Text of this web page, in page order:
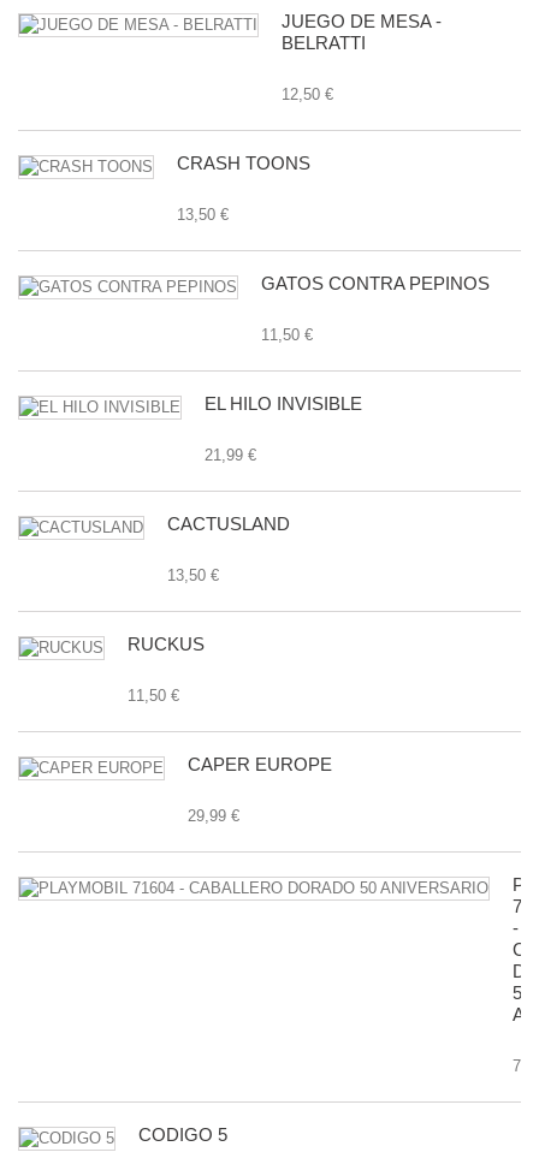
JUEGO DE MESA -
BELRATTI
12,50 €
CRASH TOONS
13,50 €
GATOS CONTRA PEPINOS
11,50 €
EL HILO INVISIBLE
21,99 €
CACTUSLAND
13,50 €
RUCKUS
11,50 €
CAPER EUROPE
29,99 €
-
50
CODIGO 5